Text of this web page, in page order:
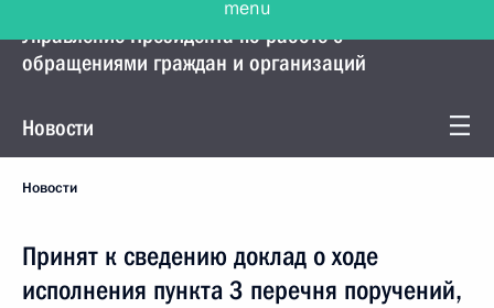
Управление Президента по работе с
обращениями граждан и организаций
Новости
Новости
Принят к сведению доклад о ходе
исполнения пункта 3 перечня поручений,